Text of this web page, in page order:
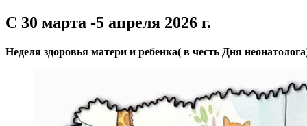
С 30 марта -5 апреля 2026 г.
Неделя здоровья матери и ребенка( в честь Дня